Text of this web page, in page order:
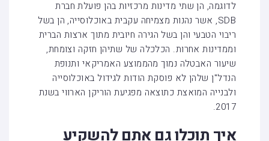
לדוגמה, הן שתי מדינות מרכזיות בהן פועלת חברת
SDB, אשר נהנות מצמיחה עקבית באוכלוסייה, הן בשל
ריבוי הטבעי והן בשל הגירה חיובית מתוך ארצות הברית
וממדינות אחרות. הכלכלה של שתיהן חזקה וצומחת,
שיעור האבטלה נמוך מהממוצע האמריקאי ותנופת
הנדל"ן שלהן לא פוסקת הודות לגידול באוכלוסייה
ולבנייה המואצת כתוצאה מפגיעת הוריקן הארווי בשנת
2017.
איך תוכלו גם אתם להשקיע